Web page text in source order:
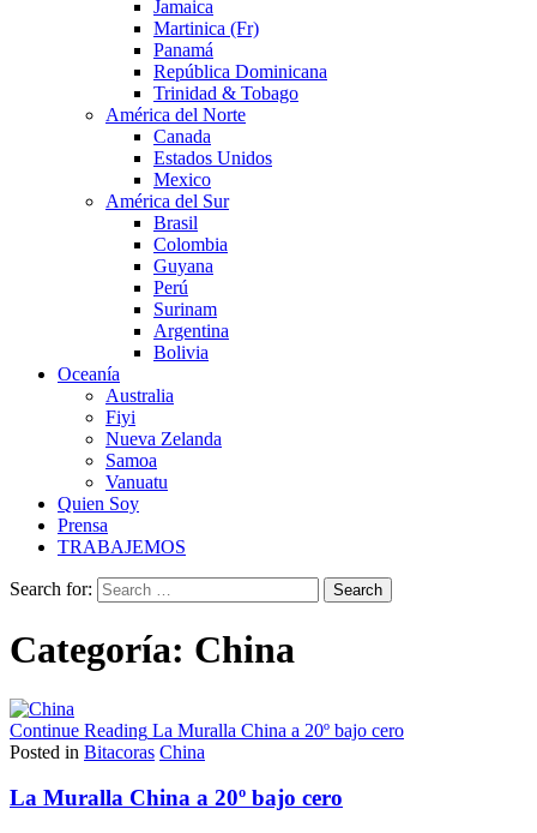
Jamaica
Martinica (Fr)
Panamá
República Dominicana
Trinidad & Tobago
América del Norte
Canada
Estados Unidos
Mexico
América del Sur
Brasil
Colombia
Guyana
Perú
Surinam
Argentina
Bolivia
Oceanía
Australia
Fiyi
Nueva Zelanda
Samoa
Vanuatu
Quien Soy
Prensa
TRABAJEMOS
Search for:
Categoría: China
Continue Reading La Muralla China a 20º bajo cero
Posted in Bitacoras China
La Muralla China a 20º bajo cero